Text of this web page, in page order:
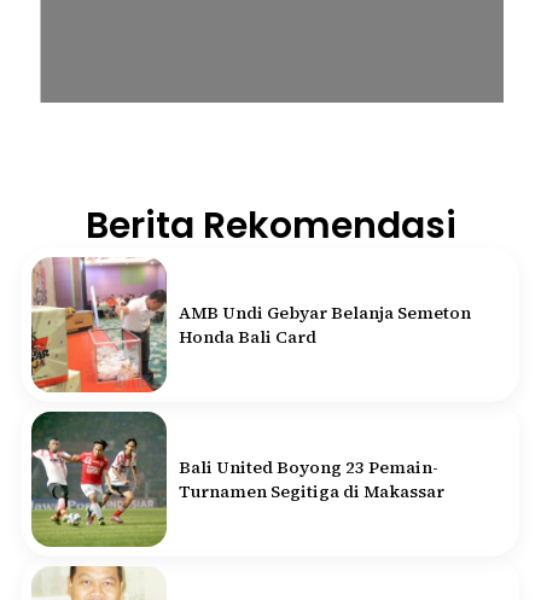
Berita Rekomendasi
AMB Undi Gebyar Belanja Semeton
Honda Bali Card
Bali United Boyong 23 Pemain-
Turnamen Segitiga di Makassar